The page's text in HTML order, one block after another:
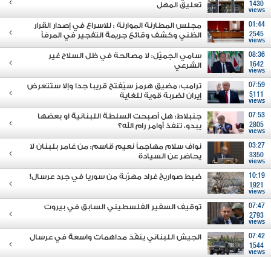
1430
views
تعليق المهل
01:44
2545
views
مجلس المطارنة الموارنة : للاسراع في إصدار القرار
الظني وكشف وقائع جريمة التفجير في المرفأ
08:36
1642
views
سامي الجميّل: لا مصالحة في ظل السلاح غير
الشرعي
07:59
5111
views
ترامب: مضيق هرمز سيُفتح قريبا جدا وإلا ستتعرض
إيران لضربة قوية للغاية
07:53
2805
views
جنبلاط: هل أصبحت السلطة اللبنانية او بعضها
يبدو، تنفذ أوامر رام الله؟
03:27
3350
views
نواف سلام مهاجماً نعيم قاسم: من غامر بلبنان لا
يحاضر عن السيادة
10:19
1921
views
ضبط صواريخ غراد مهرّبة من سوريا في جرد عرسال!
07:47
2793
views
توقيف السفير الفلسطيني السابق في بيروت
07:42
1544
views
الجيش اللبناني ينفّذ مداهمات واسعة في عرسال